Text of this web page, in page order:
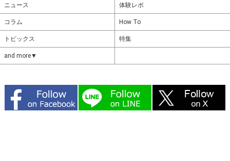
ニュース 体験レポ
コラム How To
トピックス 特集
and more▼